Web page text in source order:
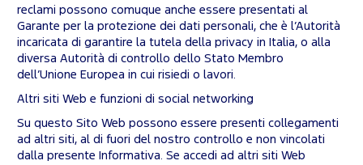
reclami possono comuque anche essere presentati al
Garante per la protezione dei dati personali, che è l’Autorità
incaricata di garantire la tutela della privacy in Italia, o alla
diversa Autorità di controllo dello Stato Membro
dell’Unione Europea in cui risiedi o lavori.
Altri siti Web e funzioni di social networking
Su questo Sito Web possono essere presenti collegamenti
ad altri siti, al di fuori del nostro controllo e non vincolati
dalla presente Informativa. Se accedi ad altri siti Web